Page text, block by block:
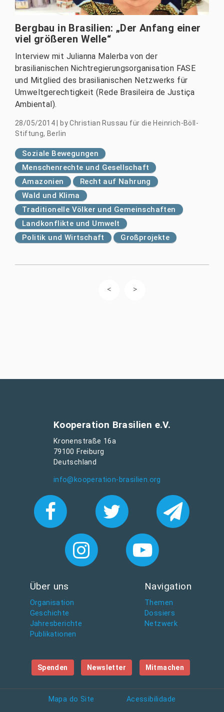
Bergbau in Brasilien: „Der Anfang einer
viel größeren Welle“
Interview mit Julianna Malerba von der
brasilianischen Nichtregierungsorganisation FASE
und Mitglied des brasilianischen Netzwerks für
Umweltgerechtigkeit (Rede Brasileira de Justiça
Ambiental).
28/05/2014 byChristian Russau für die Heinrich-Böll-
Stiftung, Berlin
Soziale Bewegungen
Menschenrechte und Gesellschaft
Amazonien
Recht auf Nahrung
Wald und Klima
Traditionelle Völker und Gemeinschaften
Landkonflikte und Umwelt
Politik und Wirtschaft
Großprojekte
Kooperation Brasilien e.V.
Kronenstraße 16a
79100 Freiburg
Deutschland
info@kooperation-brasilien.org
Über uns
Organisation
Geschichte
Jahresberichte
Publikationen
Navigation
Themen
Dossiers
Netzwerk
Spenden Newsletter Mitmachen
Mapa do Site Acessibilidade